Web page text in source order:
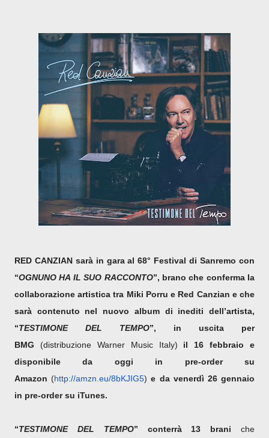
RED CANZIAN sarà in gara al 68° Festival di Sanremo con
“OGNUNO HA IL SUO RACCONTO”, brano che conferma la
collaborazione artistica tra Miki Porru e Red Canzian e che
sarà contenuto nel nuovo album di inediti dell’artista,
“TESTIMONE DEL TEMPO”, in uscita per
BMG (distribuzione Warner Music Italy) il 16 febbraio e
disponibile da oggi in pre-order su
Amazon (http://amzn.eu/8bKJIG5) e da venerdì 26 gennaio
in pre-order su iTunes.
“TESTIMONE DEL TEMPO” conterrà 13 brani che